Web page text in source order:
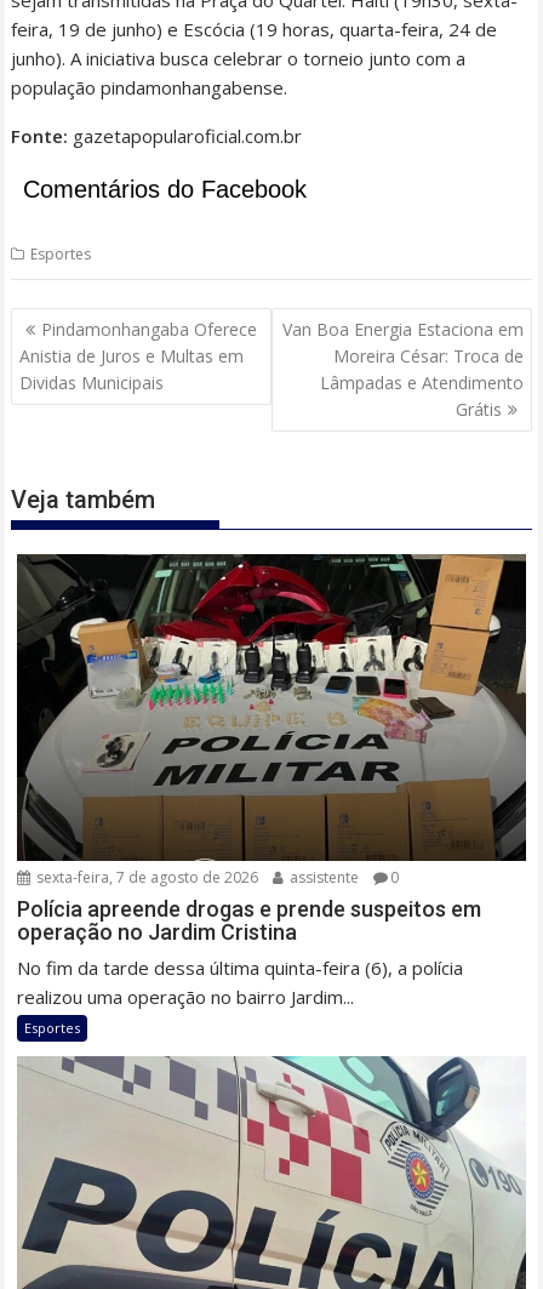
feira, 19 de junho) e Escócia (19 horas, quarta-feira, 24 de
junho). A iniciativa busca celebrar o torneio junto com a
população pindamonhangabense.
Fonte: gazetapopularoficial.com.br
Comentários do Facebook
Esportes
Navegação
de
Post
Pindamonhangaba Oferece
Anistia de Juros e Multas em
Dividas Municipais
Van Boa Energia Estaciona em
Moreira César: Troca de
Lâmpadas e Atendimento
Grátis
Veja também
sexta-feira, 7 de agosto de 2026 assistente 0
Polícia apreende drogas e prende suspeitos em
operação no Jardim Cristina
No fim da tarde dessa última quinta-feira (6), a polícia
realizou uma operação no bairro Jardim...
Esportes